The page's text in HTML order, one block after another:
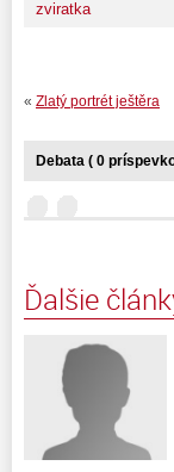
zviratka
« Zlatý portrét ještěra
Debata ( 0
Ďalšie